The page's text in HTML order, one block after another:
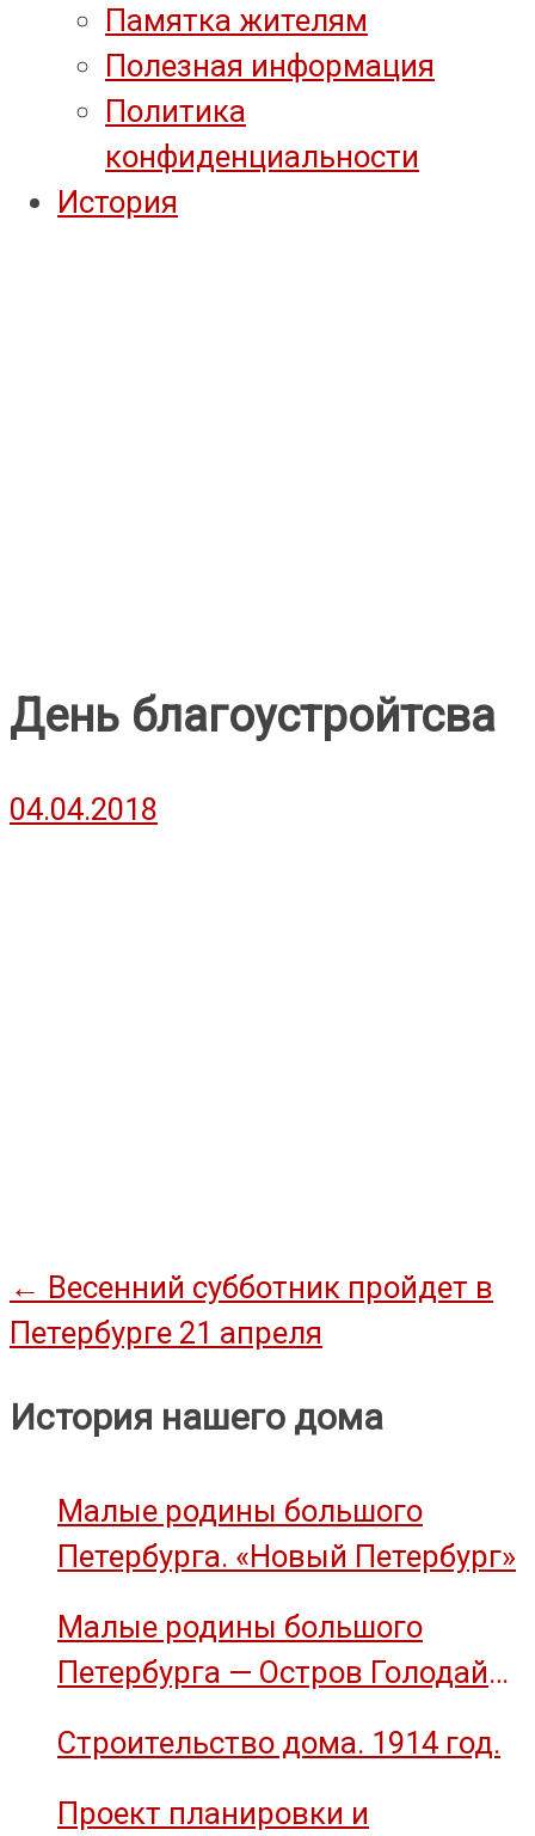
Памятка жителям
Полезная информация
Политика
конфиденциальности
История
День благоустройтсва
04.04.2018
Навигация
по
записям
← Весенний субботник пройдет в
Петербурге 21 апреля
История нашего дома
Малые родины большого
Петербурга. «Новый Петербург»
Малые родины большого
Петербурга — Остров Голодай
Строительство дома. 1914 год.
Проект планировки и